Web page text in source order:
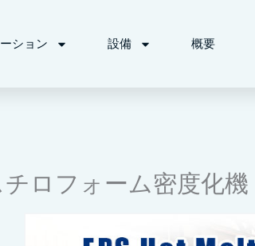
ション 設備 概要
ロフォーム密度化機